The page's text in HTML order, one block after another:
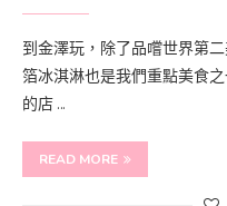
到金澤玩，除了品嚐世界第
箔冰淇淋也是我們重點美食
的店 …
READ MORE